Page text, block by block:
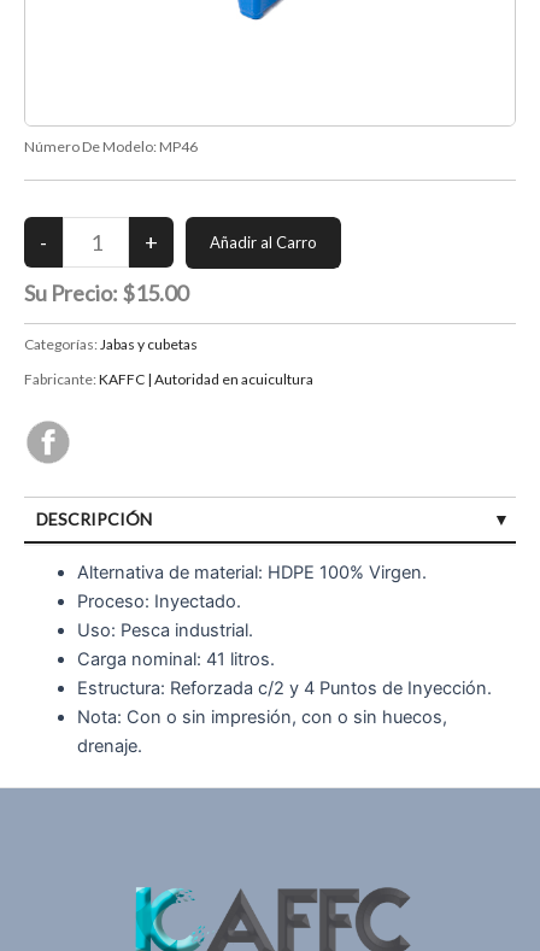
Número De Modelo: MP46
Su Precio: $15.00
Categorías: Jabas y cubetas
Fabricante: KAFFC | Autoridad en acuicultura
DESCRIPCIÓN
ESPECIFICACIÓN
Alternativa de material: HDPE 100% Virgen.
Proceso: Inyectado.
Uso: Pesca industrial.
Carga nominal: 41 litros.
Estructura: Reforzada c/2 y 4 Puntos de Inyección.
Nota: Con o sin impresión, con o sin huecos,
drenaje.